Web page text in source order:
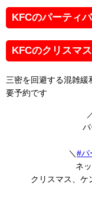
KFCのパーティ
KFCのクリスマ
三密を回避する混雑
要予約です
＼ #パ
ネ
クリスマス、ケ